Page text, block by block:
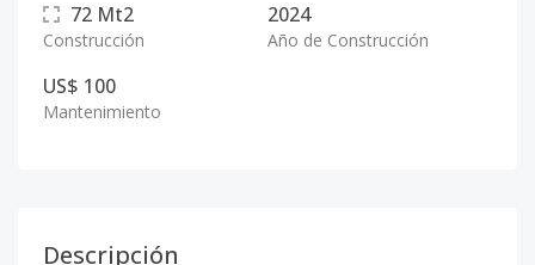
72 Mt2
Construcción
2024
Año de Construcción
US$ 100
Mantenimiento
Descripción